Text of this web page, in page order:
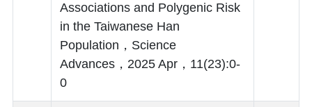
Associations and Polygenic Risk
in the Taiwanese Han
Population，Science
Advances，2025 Apr，11(23):0-
0